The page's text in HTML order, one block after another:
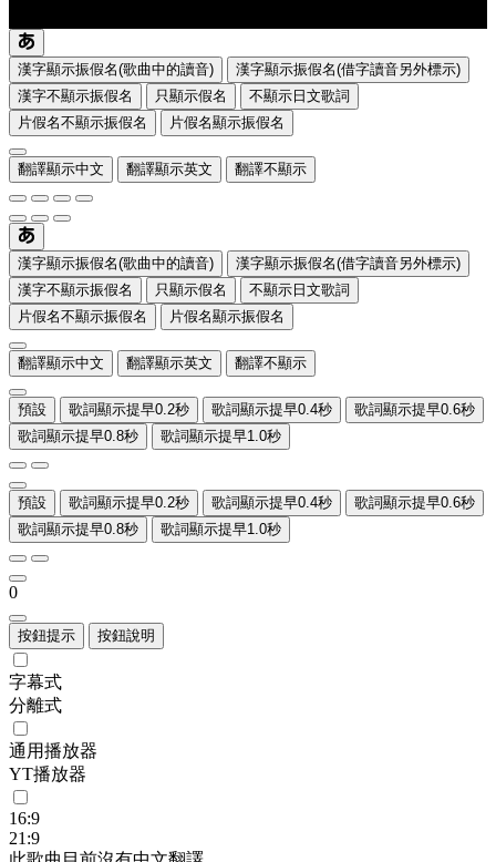
漢字顯示振假名(歌曲中的讀音)
漢字顯示振假名(借字讀音另外標示)
漢字不顯示振假名
只顯示假名
不顯示日文歌詞
片假名不顯示振假名
片假名顯示振假名
翻譯顯示中文 翻譯顯示英文 翻譯不顯示
漢字顯示振假名(歌曲中的讀音)
漢字顯示振假名(借字讀音另外標示)
漢字不顯示振假名
只顯示假名
不顯示日文歌詞
片假名不顯示振假名
片假名顯示振假名
翻譯顯示中文 翻譯顯示英文 翻譯不顯示
預設 歌詞顯示提早0.2秒 歌詞顯示提早0.4秒
歌詞顯示提早0.6秒
歌詞顯示提早0.8秒
歌詞顯示提早1.0秒
預設 歌詞顯示提早0.2秒 歌詞顯示提早0.4秒
歌詞顯示提早0.6秒
歌詞顯示提早0.8秒
歌詞顯示提早1.0秒
0
按鈕提示 按鈕說明
字幕式
分離式
通用播放器
YT播放器
16:9
21:9